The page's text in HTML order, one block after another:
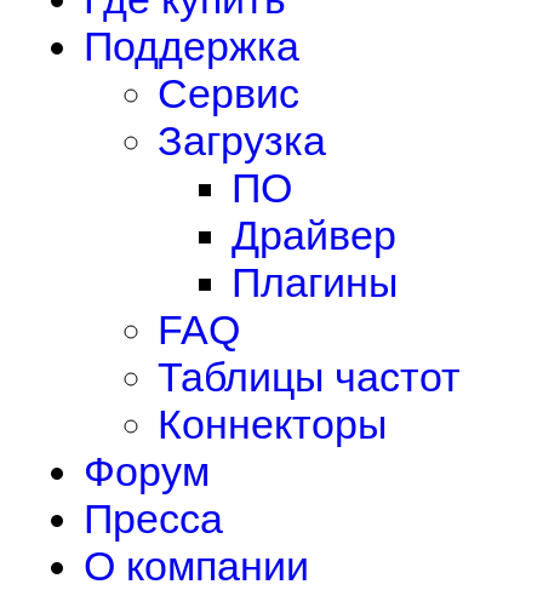
Поддержка
Сервис
Загрузка
ПО
Драйвер
Плагины
FAQ
Таблицы частот
Коннекторы
Форум
Пресса
О компании